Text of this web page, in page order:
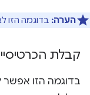
הערה: בדוגמה הזו
קבלת